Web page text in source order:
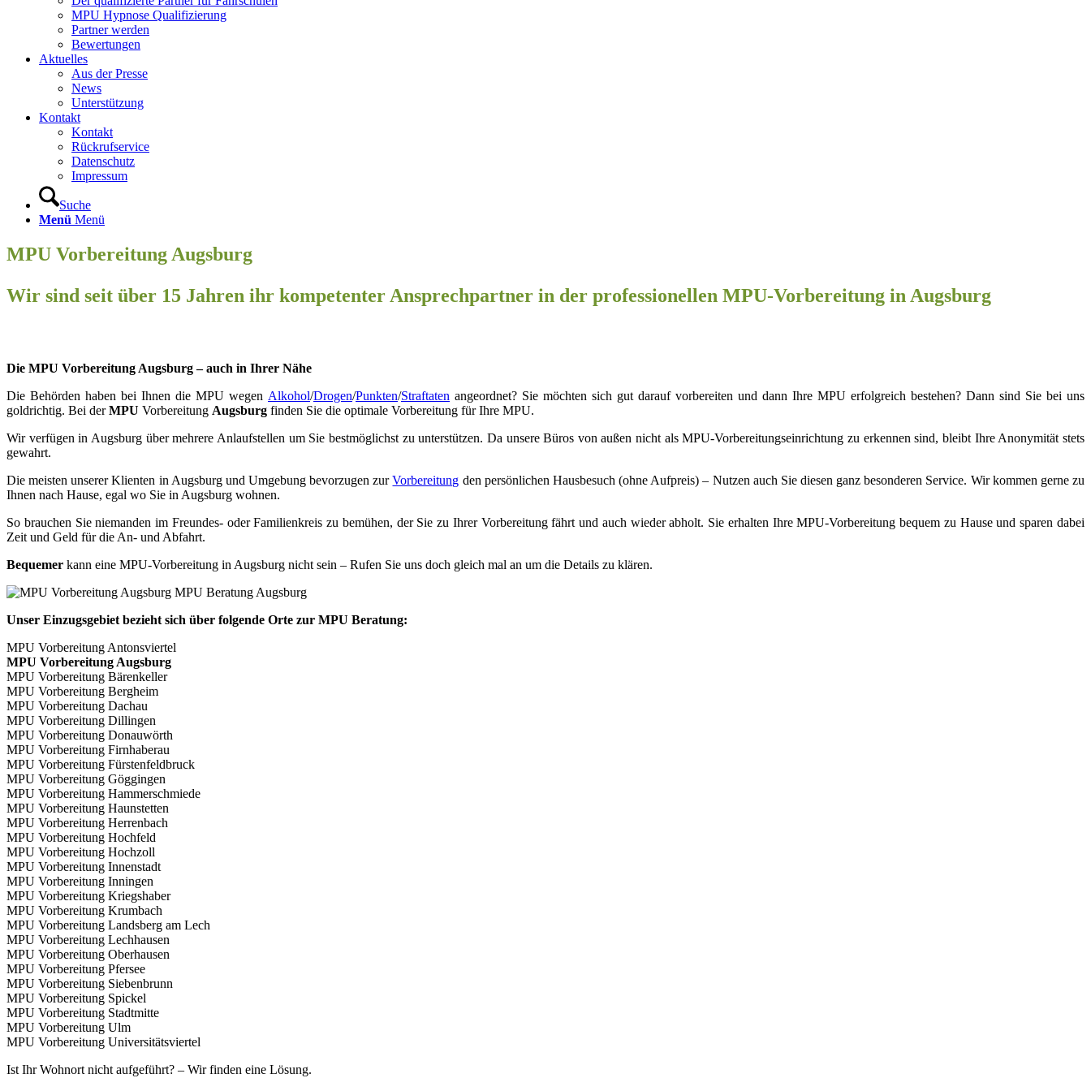
MPU Hypnose Qualifizierung
Partner werden
Bewertungen
Aktuelles
Aus der Presse
News
Unterstützung
Kontakt
Kontakt
Rückrufservice
Datenschutz
Impressum
Suche
Menü Menü
MPU Vorbereitung Augsburg
Wir sind seit über 15 Jahren ihr kompetenter Ansprechpartner in der professionellen MPU-Vorbereitung in Augsburg
Die MPU Vorbereitung Augsburg – auch in Ihrer Nähe
Die Behörden haben bei Ihnen die MPU wegen Alkohol/Drogen/Punkten/Straftaten angeordnet? Sie möchten sich gut darauf vorbereiten und dann Ihre MPU erfolgreich bestehen? Dann sind Sie bei uns
goldrichtig. Bei derMPU Vorbereitung Augsburg finden Sie die optimale Vorbereitung für Ihre MPU.
Wir verfügen in Augsburg über mehrere Anlaufstellen um Sie bestmöglichst zu unterstützen. Da unsere Büros von außen nicht als MPU-Vorbereitungseinrichtung zu erkennen sind, bleibt Ihre Anonymität stets
gewahrt.
Die meisten unserer Klienten in Augsburg und Umgebung bevorzugen zurVorbereitung den persönlichen Hausbesuch (ohne Aufpreis) – Nutzen auch Sie diesen ganz besonderen Service. Wir kommen gerne zu
Ihnen nach Hause, egal wo Sie in Augsburg wohnen.
So brauchen Sie niemanden im Freundes- oder Familienkreis zu bemühen, der Sie zu Ihrer Vorbereitung fährt und auch wieder abholt. Sie erhalten Ihre MPU-Vorbereitung bequem zu Hause und sparen dabei
Zeit und Geld für die An- und Abfahrt.
Bequemer kann eine MPU-Vorbereitung in Augsburg nicht sein – Rufen Sie uns doch gleich mal an um die Details zu klären.
Unser Einzugsgebiet bezieht sich über folgende Orte zur MPU Beratung:
MPU Vorbereitung Antonsviertel
MPU Vorbereitung Augsburg
MPU Vorbereitung Bärenkeller
MPU Vorbereitung Bergheim
MPU Vorbereitung Dachau
MPU Vorbereitung Dillingen
MPU Vorbereitung Donauwörth
MPU Vorbereitung Firnhaberau
MPU Vorbereitung Fürstenfeldbruck
MPU Vorbereitung Göggingen
MPU Vorbereitung Hammerschmiede
MPU Vorbereitung Haunstetten
MPU Vorbereitung Herrenbach
MPU Vorbereitung Hochfeld
MPU Vorbereitung Hochzoll
MPU Vorbereitung Innenstadt
MPU Vorbereitung Inningen
MPU Vorbereitung Kriegshaber
MPU Vorbereitung Krumbach
MPU Vorbereitung Landsberg am Lech
MPU Vorbereitung Lechhausen
MPU Vorbereitung Oberhausen
MPU Vorbereitung Pfersee
MPU Vorbereitung Siebenbrunn
MPU Vorbereitung Spickel
MPU Vorbereitung Stadtmitte
MPU Vorbereitung Ulm
MPU Vorbereitung Universitätsviertel
Ist Ihr Wohnort nicht aufgeführt? – Wir finden eine Lösung.